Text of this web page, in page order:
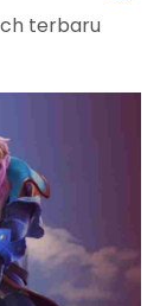
terbaru